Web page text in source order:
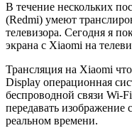
В течение нескольких
(Redmi) умеют
телевизора. Сегодня я
экрана c Xiaomi на
Трансляция на Xiaomi
Display операционная
беспроводной связи Wi-
передавать изображение
реальном времени.